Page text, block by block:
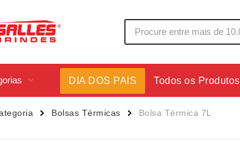
p/ Celular
Canecas
DIA DOS PAIS Todos os Produtos
Bolsas Térmicas Bolsa Térmica 7L